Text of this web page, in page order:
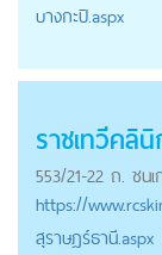
บางกะปิ.aspx
ราชเทวีคลิ
553/21-22 ถ. ชน
https://
สุราษฎร์ธานี.aspx